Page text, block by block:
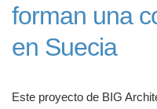
forman una
en Suecia
Este proyecto de BIG